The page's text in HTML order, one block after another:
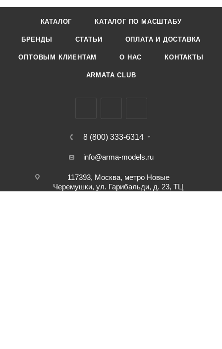
КАТАЛОГ КАТАЛОГ ПО МАСШТАБУ
БРЕНДЫ СТАТЬИ ОПЛАТА И ДОСТАВКА
ОПТОВЫМ КЛИЕНТАМ О НАС КОНТАКТЫ
ARMATA CLUB
8 (800) 333-6314
info@arma-models.ru
117393, Москва, метро Новые
Черемушки, ул. Гарибальди, д. 23, ТЦ